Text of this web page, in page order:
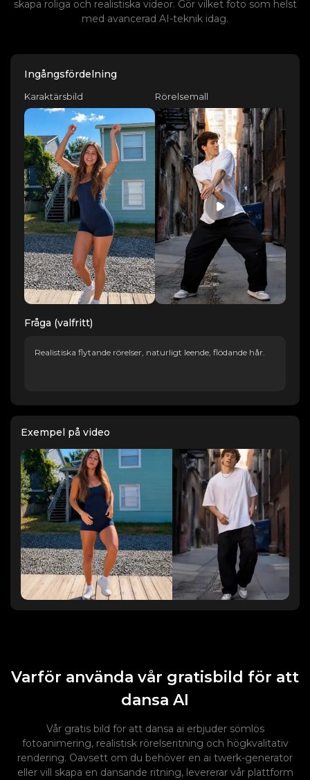
skapa roliga och realistiska videor. Gör vilket foto som helst
med avancerad AI-teknik idag.
Ingångsfördelning
Karaktärsbild Rörelsemall
Fråga (valfritt)
Realistiska flytande rörelser, naturligt leende, flödande hår.
Exempel på video
Varför använda vår gratisbild för att
dansa AI
Vår gratis bild för att dansa ai erbjuder sömlös
fotoanimering, realistisk rörelseritning och högkvalitativ
rendering. Oavsett om du behöver en ai twerk-generator
eller vill skapa en dansande ritning, levererar vår plattform